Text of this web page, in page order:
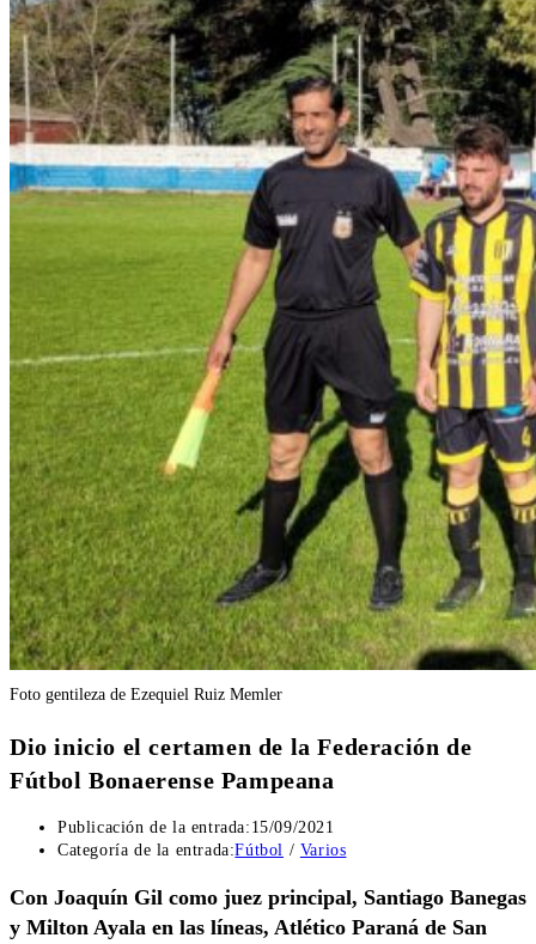
Foto gentileza de Ezequiel Ruiz Memler
Dio inicio el certamen de la Federación de
Fútbol Bonaerense Pampeana
Publicación de la entrada: 15/09/2021
Categoría de la entrada:Fútbol / Varios
Con Joaquín Gil como juez principal, Santiago Banegas
y Milton Ayala en las líneas, Atlético Paraná de San